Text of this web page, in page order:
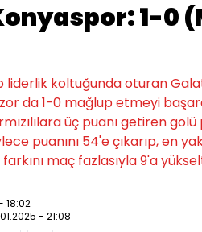
1-0
koltuğunda oturan
da 1-0 mağlup etmeyi
üç puanı getiren
puanını 54'e çıkarıp, en
maç fazlasıyla 9'a
18:02
- 21:08